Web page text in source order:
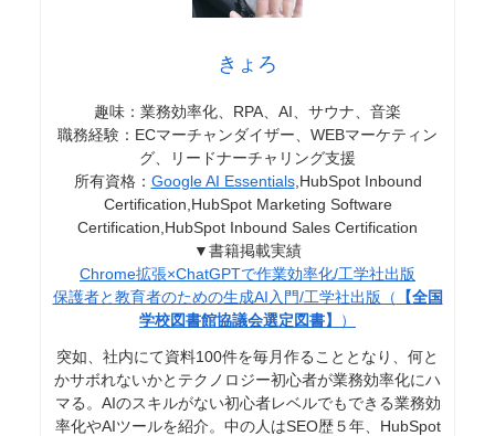
きょろ
趣味：業務効率化、RPA、AI、サウナ、音楽
職務経験：ECマーチャンダイザー、WEBマーケティン
グ、リードナーチャリング支援
所有資格： Google AI Essentials,HubSpot Inbound
Certification,HubSpot Marketing Software
Certification,HubSpot Inbound Sales Certification
▼書籍掲載実績
Chrome拡張×ChatGPTで作業効率化/工学社出版
保護者と教育者のための生成AI入門/工学社出版（ 【全国
学校図書館協議会選定図書】
）
突如、社内にて資料100件を毎月作ることとなり、何と
かサボれないかとテクノロジー初心者が業務効率化にハ
マる。AIのスキルがない初心者レベルでもできる業務効
率化やAIツールを紹介。中の人はSEO歴５年、HubSpot